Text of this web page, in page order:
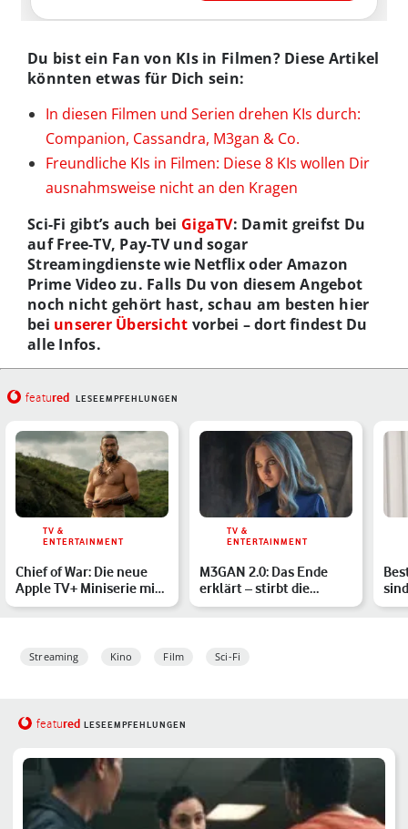
Du bist ein Fan von KIs in Filmen? Diese Artikel
könnten etwas für Dich sein:
In diesen Filmen und Serien drehen KIs durch:
Companion, Cassandra, M3gan & Co.
Freundliche KIs in Filmen: Diese 8 KIs wollen Dir
ausnahmsweise nicht an den Kragen
Sci-Fi gibt’s auch bei GigaTV: Damit greifst Du
auf Free-TV, Pay-TV und sogar
Streamingdienste wie Netflix oder Amazon
Prime Video zu. Falls Du von diesem Angebot
noch nicht gehört hast, schau am besten hier
bei unserer Übersicht vorbei – dort findest Du
alle Infos.
featured LESEEMPFEHLUNGEN
TV &
ENTERTAINMENT
Chief of War: Die neue
Apple TV+ Miniserie mit
Jason Momoa
TV &
ENTERTAINMENT
M3GAN 2.0: Das Ende
erklärt – stirbt die
Killerpuppe endgültig?
Streaming Kino Film Sci-Fi
featured LESEEMPFEHLUNGEN